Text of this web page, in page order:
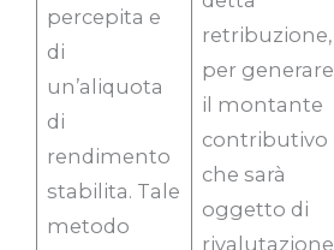
percepita e
di
un’aliquota
di
rendimento
stabilita. Tale
metodo
retribuzione,
per generare
il montante
contributivo
che sarà
oggetto di
rivalutazione